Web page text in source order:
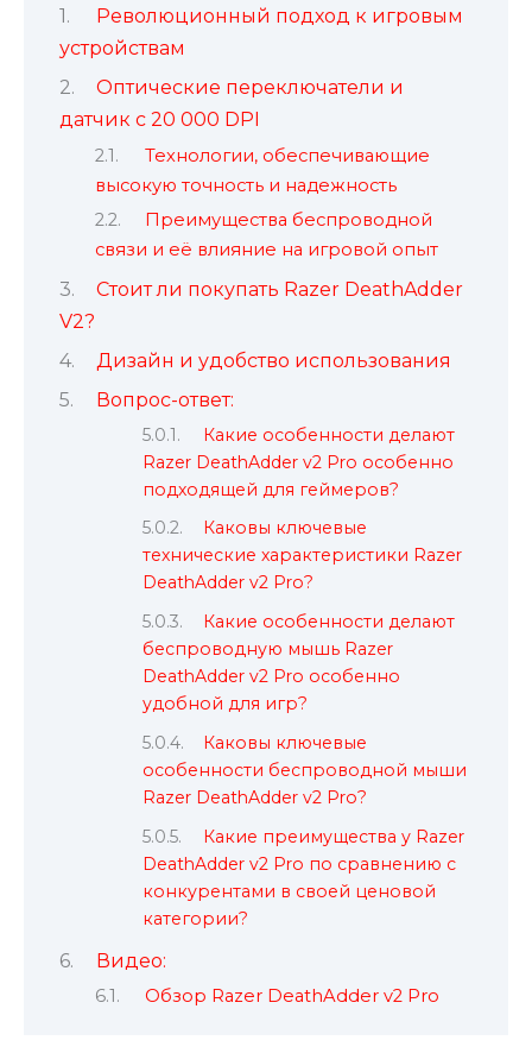
Революционный подход к игровым
устройствам
Оптические переключатели и
датчик с 20 000 DPI
Технологии, обеспечивающие
высокую точность и надежность
Преимущества беспроводной
связи и её влияние на игровой опыт
Стоит ли покупать Razer DeathAdder
V2?
Дизайн и удобство использования
Вопрос-ответ:
Какие особенности делают
Razer DeathAdder v2 Pro особенно
подходящей для геймеров?
Каковы ключевые
технические характеристики Razer
DeathAdder v2 Pro?
Какие особенности делают
беспроводную мышь Razer
DeathAdder v2 Pro особенно
удобной для игр?
Каковы ключевые
особенности беспроводной мыши
Razer DeathAdder v2 Pro?
Какие преимущества у Razer
DeathAdder v2 Pro по сравнению с
конкурентами в своей ценовой
категории?
Видео:
Обзор Razer DeathAdder v2 Pro